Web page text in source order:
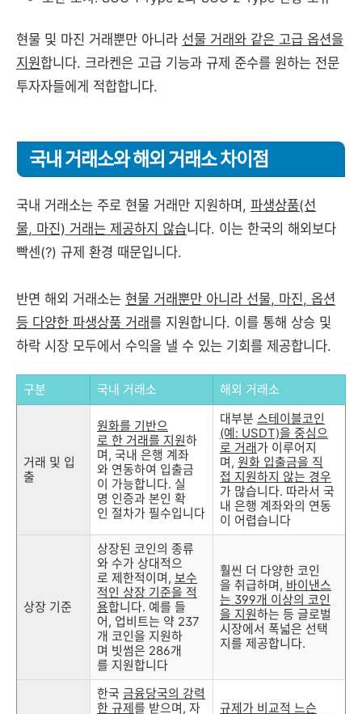
현물 및 마진 거래뿐만 아니라 선물 거래와 같은 고급 옵션을
지원합니다. 크라켄은 고급 기능과 규제 준수를 원하는 전문
투자자들에게 적합합니다.
국내 거래소와 해외 거래소 차이점
국내 거래소는 주로 현물 거래만 지원하며, 파생상품(선
물, 마진) 거래는 제공하지 않습니다. 이는 한국의 해외보다
빡센(?) 규제 환경 때문입니다.
반면 해외 거래소는 현물 거래뿐만 아니라 선물, 마진, 옵션
등 다양한 파생상품 거래를 지원합니다. 이를 통해 상승 및
하락 시장 모두에서 수익을 낼 수 있는 기회를 제공합니다.
구분 국내 거래소 해외 거래소
거래 및 입
출
원화를 기반으
로 한 거래를 지원하
며, 국내 은행 계좌
와 연동하여 입출금
이 가능합니다. 실
명 인증과 본인 확
인 절차가 필수입니다
대부분 스테이블코인
(예: USDT)을 중심으
로 거래 가 이루어지
며, 원화 입출금을 직
접 지원하지 않는 경우
가 많습니다. 따라서 국
내 은행 계좌와의 연동
이 어렵습니다
상장 기준
상장된 코인의 종류
와 수가 상대적으
로 제한적이며, 보수
적인 상장 기준을 적
용합니다. 예를 들
어, 업비트는 약 237
개 코인을 지원하
며 빗썸은 286개
를 지원합니다
훨씬 더 다양한 코인
을 취급하며, 바이낸스
는 399개 이상의 코인
을 지원하는 등 글로벌
시장에서 폭넓은 선택
지를 제공합니다.
한국 금융당국의 강력
한 규제 를 받으며, 자
규제가 비교적 느슨